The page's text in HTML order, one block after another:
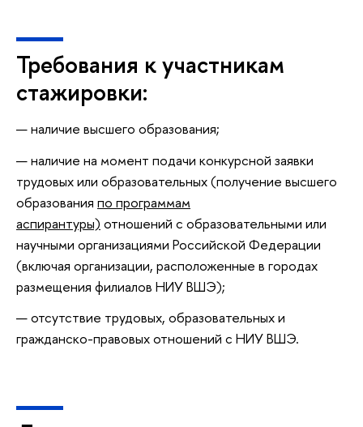
Требования к участникам
стажировки:
наличие высшего образования;
наличие на момент подачи конкурсной заявки
трудовых или образовательных (получение высшего
образования по программам
аспирантуры) отношений с образовательными или
научными организациями Российской Федерации
(включая организации, расположенные в городах
размещения филиалов НИУ ВШЭ);
отсутствие трудовых, образовательных и
гражданско-правовых отношений с НИУ ВШЭ.